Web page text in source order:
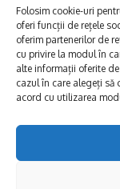
Folosim cookie-uri
oferi funcții de rețele
oferim partenerilor de
cu privire la modul în
alte informații oferite
cazul în care alegeți
acord cu utilizarea
E xplorăm
Explorăm valorile
Deltă, Litoral, cele
biserici și mănăstiri,
FRUMOASE